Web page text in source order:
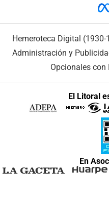
Hemeroteca Digital (1930-
Administración y
Opcionales con
El Litoral
En